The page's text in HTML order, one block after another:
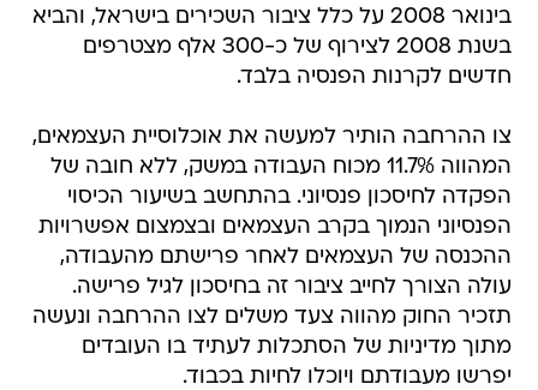
בינואר 2008 על כלל ציבור השכירים בישראל, והביא
בשנת 2008 לצירוף של כ-300 אלף מצטרפים
חדשים לקרנות הפנסיה בלבד.
צו ההרחבה הותיר למעשה את אוכלוסיית העצמאים,
המהווה 11.7% מכוח העבודה במשק, ללא חובה של
הפקדה לחיסכון פנסיוני. בהתחשב בשיעור הכיסוי
הפנסיוני הנמוך בקרב העצמאים ובצמצום אפשרויות
ההכנסה של העצמאים לאחר פרישתם מהעבודה,
עולה הצורך לחייב ציבור זה בחיסכון לגיל פרישה.
תזכיר החוק מהווה צעד משלים לצו ההרחבה ונעשה
מתוך מדיניות של הסתכלות לעתיד בו העובדים
יפרשו מעבודתם ויוכלו לחיות בכבוד.